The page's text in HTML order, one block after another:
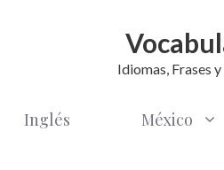
Idiomas, Frases
Inglés México